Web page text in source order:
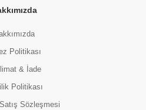
Politikası
& İade
Politikası
Sözleşmesi